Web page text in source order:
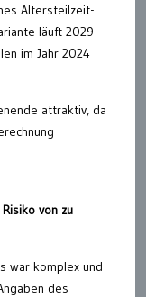
Altersteilzeit-
läuft 2029
im Jahr 2024
attraktiv, da
von zu
war komplex und
des